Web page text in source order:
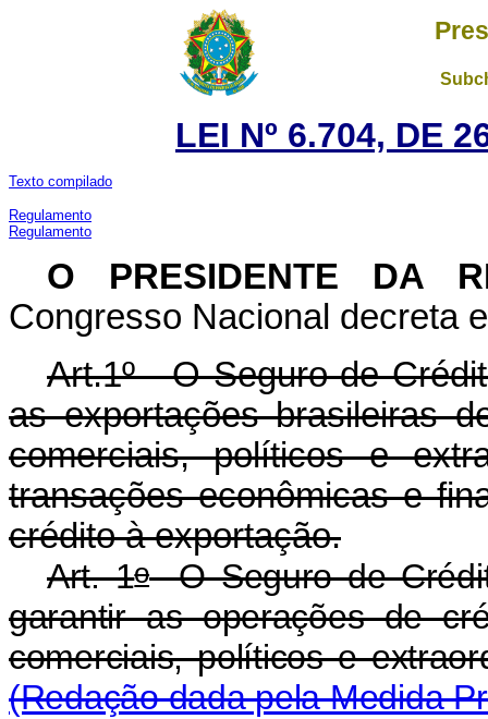
LEI Nº 6.704, DE
Texto compilado
Regulamento
Regulamento
O PRESIDENTE DA
Congresso Nacional decreta
Art.1º - O Seguro de
as exportações brasileiras
comerciais, políticos e
transações econômicas e
crédito à exportação.
Art. 1oO Seguro de
garantir as operações de
comerciais, políticos e
(Redação dada pela Medida